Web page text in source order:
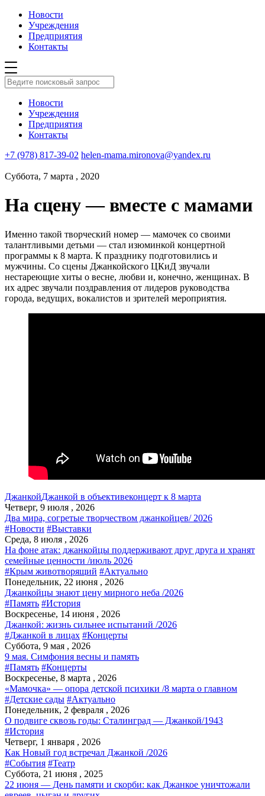
Новости
Учреждения
Предприятия
Контакты
Новости
Учреждения
Предприятия
Контакты
+7 (978) 817-39-02 helen-mama.mironova@yandex.ru
Суббота, 7 марта , 2020
На сцену — вместе с мамами
Именно такой творческий номер — мамочек со своими
талантливыми детьми — стал изюминкой концертной
программы к 8 марта. К празднику подготовились и
мужчины. Со сцены Джанкойского ЦКиД звучали
нестареющие хиты о весне, любви и, конечно, женщинах. В
их адрес звучали поздравления от лидеров руководства
города, ведущих, вокалистов и зрителей мероприятия.
ДжанкойДжанкой в объективеконцерт к 8 марта
Четверг, 9 июля , 2026
Два мира, согретые творчеством джанкойцев/ 2026
#Новости #Выставки
Среда, 8 июля , 2026
На фоне атак: джанкойцы поддерживают друг друга и хранят
семейные ценности /июль 2026
#Крым животворящий #Актуально
Понедельник, 22 июня , 2026
Джанкойцы знают цену мирного неба /2026
#Память #История
Воскресенье, 14 июня , 2026
Джанкой: жизнь сильнее испытаний /2026
#Джанкой в лицах #Концерты
Суббота, 9 мая , 2026
9 мая. Симфония весны и память
#Память #Концерты
Воскресенье, 8 марта , 2026
«Мамочка» — опора детской психики /8 марта о главном
#Детские сады #Актуально
Понедельник, 2 февраля , 2026
О подвиге сквозь годы: Сталинград — Джанкой/1943
#История
Четверг, 1 января , 2026
Как Новый год встречал Джанкой /2026
#События #Театр
Суббота, 21 июня , 2025
22 июня — День памяти и скорби: как Джанкое уничтожали